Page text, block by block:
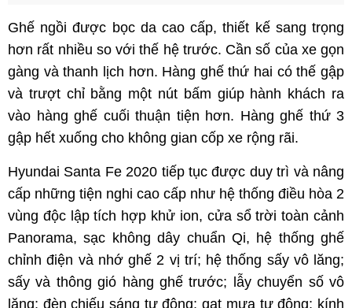
Ghế ngồi được bọc da cao cấp, thiết kế sang trọng
hơn rất nhiều so với thế hệ trước. Cần số của xe gọn
gàng và thanh lịch hơn. Hàng ghế thứ hai có thế gập
và trượt chỉ bằng một nút bấm giúp hành khách ra
vào hàng ghế cuối thuận tiện hơn. Hàng ghế thứ 3
gập hết xuống cho không gian cốp xe rộng rãi.
Hyundai Santa Fe 2020 tiếp tục được duy trì và nâng
cấp những tiện nghi cao cấp như hệ thống điều hòa 2
vùng độc lập tích hợp khử ion, cửa sổ trời toàn cảnh
Panorama, sạc không dây chuẩn Qi, hệ thống ghế
chỉnh điện và nhớ ghế 2 vị trí; hệ thống sấy vô lăng;
sấy và thông gió hàng ghế trước; lẫy chuyển số vô
lăng; đèn chiếu sáng tự động; gạt mưa tự động; kính